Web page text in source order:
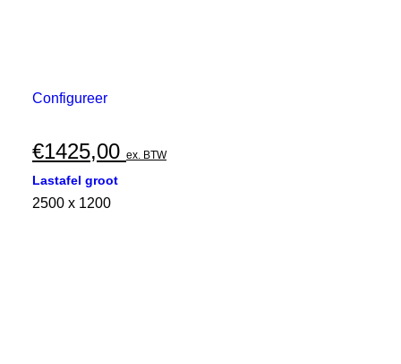
Configureer
€1425,00 ex. BTW
Lastafel groot
2500 x 1200